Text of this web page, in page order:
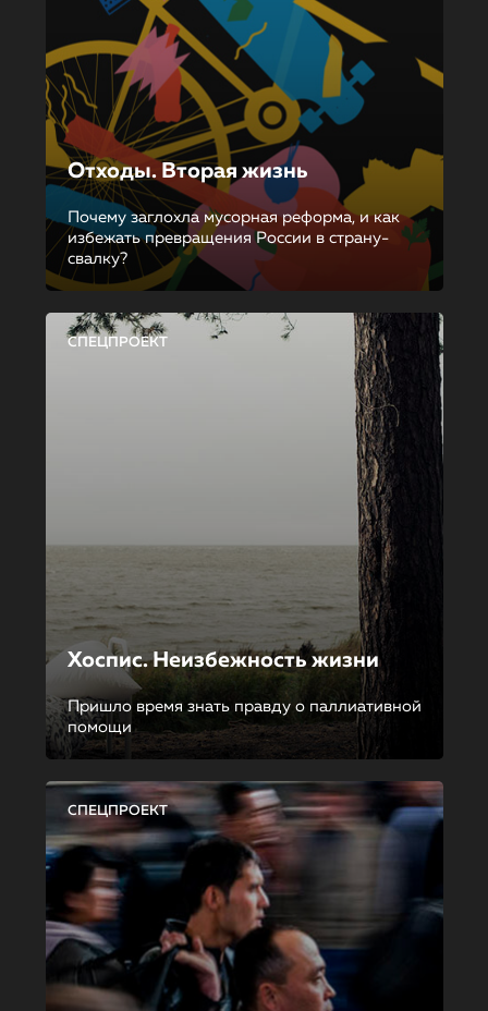
Отходы. Вторая жизнь
Почему заглохла мусорная реформа, и как
избежать превращения России в страну-
свалку?
СПЕЦПРОЕКТ
Хоспис. Неизбежность жизни
Пришло время знать правду о паллиативной
помощи
СПЕЦПРОЕКТ